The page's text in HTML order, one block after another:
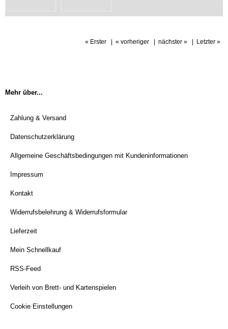
« Erster | « vorheriger | nächster » | Letzter »
Mehr über...
Zahlung & Versand
Datenschutzerklärung
Allgemeine Geschäftsbedingungen mit Kundeninformationen
Impressum
Kontakt
Widerrufsbelehrung & Widerrufsformular
Lieferzeit
Mein Schnellkauf
RSS-Feed
Verleih von Brett- und Kartenspielen
Cookie Einstellungen